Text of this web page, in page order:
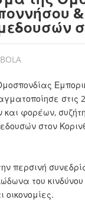
&
BOLA
στις
και φορέων,
στον
περσινή
του
οικονομίες.